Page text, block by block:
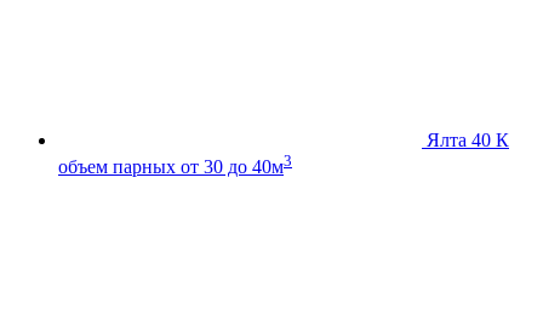
Ялта 40 К
объем парных от 30 до 40м3